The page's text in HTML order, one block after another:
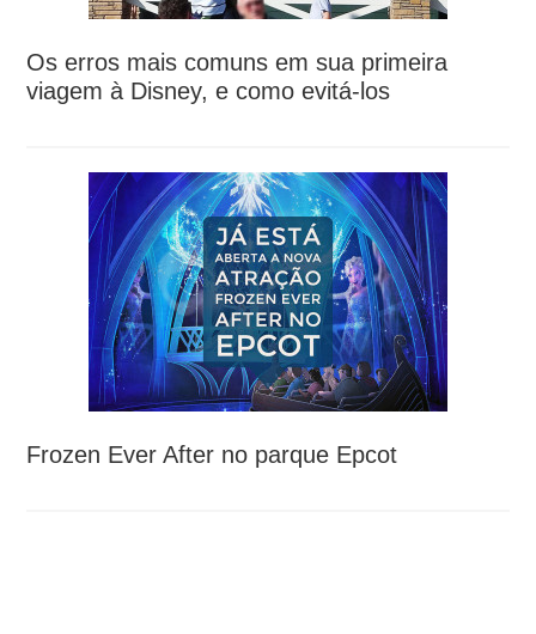
Os erros mais comuns em sua primeira
viagem à Disney, e como evitá-los
Frozen Ever After no parque Epcot